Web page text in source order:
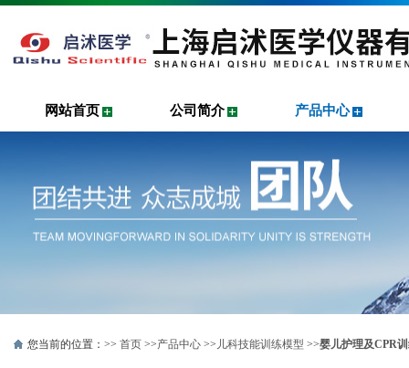
网站首页 公司简介 产品中心
您当前的位置：>> 首页 >>产品中心 >> 儿科技能训练模型 >>婴儿护理及CPR